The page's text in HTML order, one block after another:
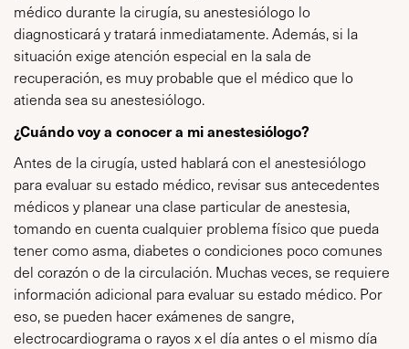
médico durante la cirugía, su anestesiólogo lo
diagnosticará y tratará inmediatamente. Además, si la
situación exige atención especial en la sala de
recuperación, es muy probable que el médico que lo
atienda sea su anestesiólogo.
¿Cuándo voy a conocer a mi anestesiólogo?
Antes de la cirugía, usted hablará con el anestesiólogo
para evaluar su estado médico, revisar sus antecedentes
médicos y planear una clase particular de anestesia,
tomando en cuenta cualquier problema físico que pueda
tener como asma, diabetes o condiciones poco comunes
del corazón o de la circulación. Muchas veces, se requiere
información adicional para evaluar su estado médico. Por
eso, se pueden hacer exámenes de sangre,
electrocardiograma o rayos x el día antes o el mismo día